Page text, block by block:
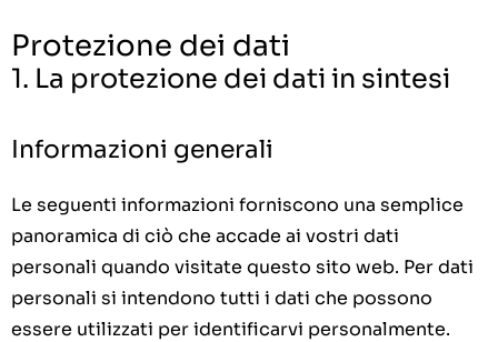
Protezione dei dati
1. La protezione dei dati in sintesi
Informazioni generali
Le seguenti informazioni forniscono una semplice
panoramica di ciò che accade ai vostri dati
personali quando visitate questo sito web. Per dati
personali si intendono tutti i dati che possono
essere utilizzati per identificarvi personalmente.